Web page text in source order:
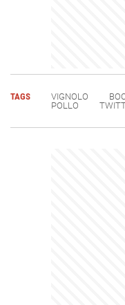
TAGS VIGNOLO
POLLO